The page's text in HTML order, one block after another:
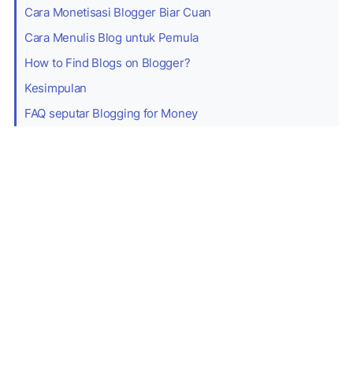
Cara Monetisasi Blogger Biar Cuan
Cara Menulis Blog untuk Pemula
How to Find Blogs on Blogger?
Kesimpulan
FAQ seputar Blogging for Money